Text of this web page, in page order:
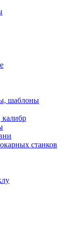
шаблоны
станков